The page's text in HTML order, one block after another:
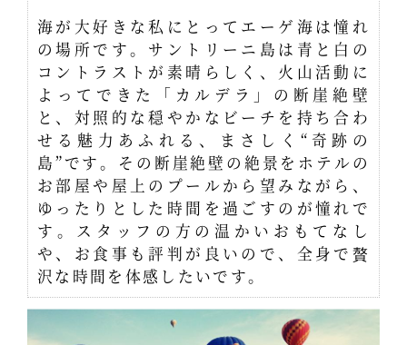
海が大好きな私にとってエーゲ海は憧れ
の場所です。サントリーニ島は青と白の
コントラストが素晴らしく、火山活動に
よってできた「カルデラ」の断崖絶壁
と、対照的な穏やかなビーチを持ち合わ
せる魅力あふれる、まさしく“奇跡の
島”です。その断崖絶壁の絶景をホテルの
お部屋や屋上のプールから望みながら、
ゆったりとした時間を過ごすのが憧れで
す。スタッフの方の温かいおもてなし
や、お食事も評判が良いので、全身で贅
沢な時間を体感したいです。